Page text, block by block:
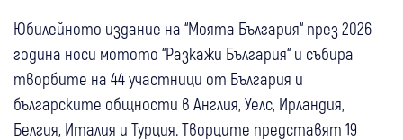
Юбилейното издание на “Моята България“ през 2026
година носи мотото “Разкажи България“ и събира
творбите на 44 участници от България и
българските общности в Англия, Уелс, Ирландия,
Белгия, Италия и Турция. Творците представят 19